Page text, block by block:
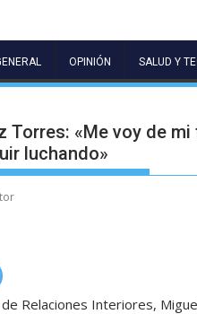
OPINIÓN SALUD Y
Torres: «Me voy de
luchando»
de Relaciones Interiores,